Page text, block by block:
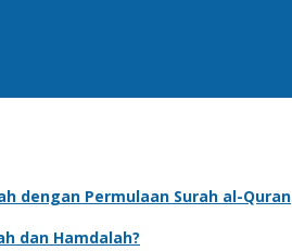
dengan Permulaan Surah al-Quran
dan Hamdalah?